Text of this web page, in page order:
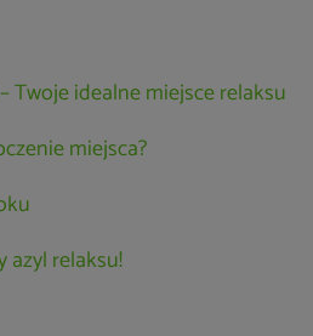
Twoje idealne miejsce relaksu
miejsca?
azyl relaksu!